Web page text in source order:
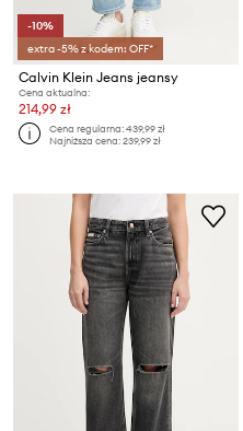
-10%
extra -5% z kodem: OFF*
Calvin Klein Jeans jeansy
Cena aktualna:
214,99 zł
Cena regularna:439,99 zł
Najniższa cena:239,99 zł